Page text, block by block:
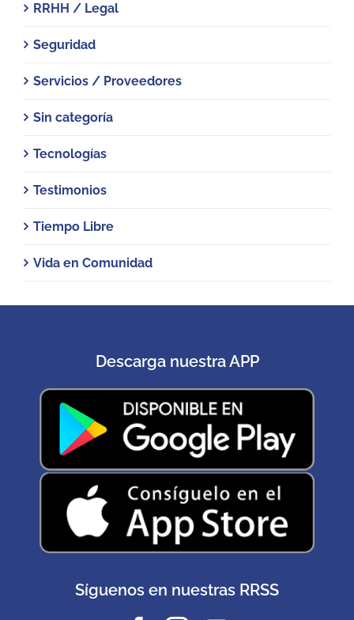
RRHH / Legal
Seguridad
Servicios / Proveedores
Sin categoría
Tecnologías
Testimonios
Tiempo Libre
Vida en Comunidad
Descarga nuestra APP
Síguenos en nuestras RRSS